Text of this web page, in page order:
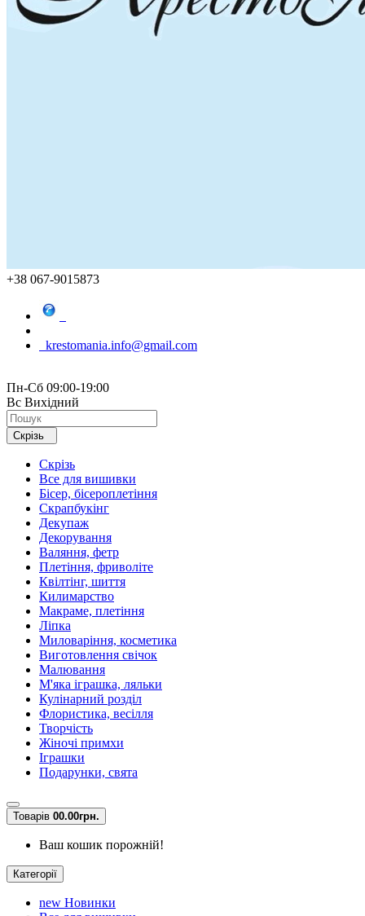
+38 067-9015873
krestomania.info@gmail.com
Пн-Сб 09:00-19:00
Вс Вихідний
Скрізь
Скрізь
Все для вишивки
Бісер, бісероплетіння
Скрапбукінг
Декупаж
Декорування
Валяння, фетр
Плетіння, фриволіте
Квілтінг, шиття
Килимарство
Макраме, плетіння
Ліпка
Миловаріння, косметика
Виготовлення свічок
Малювання
М'яка іграшка, ляльки
Кулінарний розділ
Флористика, весілля
Творчість
Жіночі примхи
Іграшки
Подарунки, свята
Товарів 00.00грн.
Ваш кошик порожній!
Категорії
new Новинки